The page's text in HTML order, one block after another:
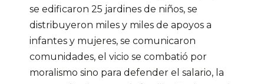
se edificaron 25 jardines de niños, se
distribuyeron miles y miles de apoyos a
infantes y mujeres, se comunicaron
comunidades, el vicio se combatió por
moralismo sino para defender el salario, la